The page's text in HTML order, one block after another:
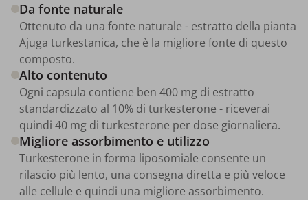
Da fonte naturale
Ottenuto da una fonte naturale - estratto della pianta
Ajuga turkestanica, che è la migliore fonte di questo
composto.
Alto contenuto
Ogni capsula contiene ben 400 mg di estratto
standardizzato al 10% di turkesterone - riceverai
quindi 40 mg di turkesterone per dose giornaliera.
Migliore assorbimento e utilizzo
Turkesterone in forma liposomiale consente un
rilascio più lento, una consegna diretta e più veloce
alle cellule e quindi una migliore assorbimento.